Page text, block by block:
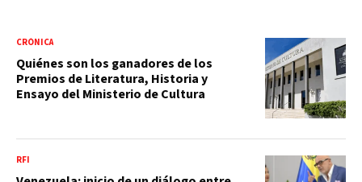
CRÓNICA
Quiénes son los ganadores de los
Premios de Literatura, Historia y
Ensayo del Ministerio de Cultura
RFI